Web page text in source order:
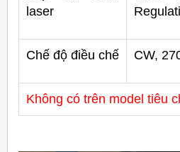
laser
Chế độ điều chế CW,
Không có trên model tiêu